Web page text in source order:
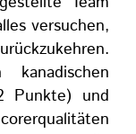
versuchen,
Punkte) und